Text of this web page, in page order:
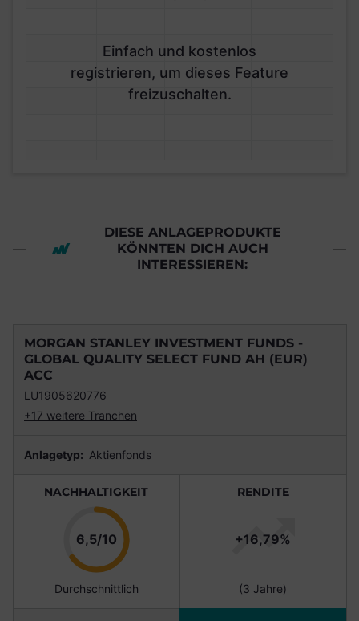
Einfach und kostenlos
registrieren, um dieses Feature
freizuschalten.
DIESE ANLAGEPRODUKTE
KÖNNTEN DICH AUCH
INTERESSIEREN:
MORGAN STANLEY INVESTMENT FUNDS -
GLOBAL QUALITY SELECT FUND AH (EUR)
ACC
LU1905620776
+17 weitere Tranchen
Anlagetyp: Aktienfonds
NACHHALTIGKEIT
6,5/10Punkte
Durchschnittlich
RENDITE
+16,79%
(3 Jahre)